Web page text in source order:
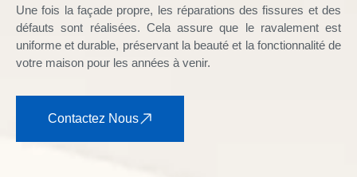
Une fois la façade propre, les réparations des fissures et des
défauts sont réalisées. Cela assure que le ravalement est
uniforme et durable, préservant la beauté et la fonctionnalité de
votre maison pour les années à venir.
Contactez Nous